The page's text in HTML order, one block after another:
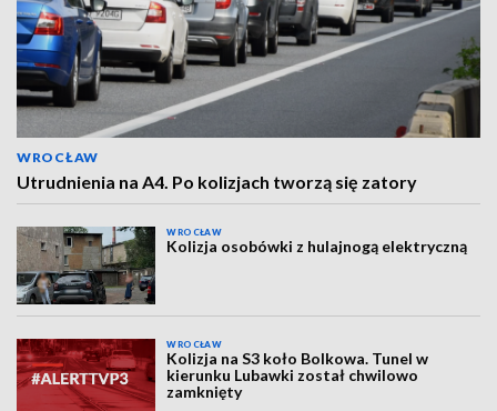
WROCŁAW
Utrudnienia na A4. Po kolizjach tworzą się zatory
WROCŁAW
Kolizja osobówki z hulajnogą elektryczną
WROCŁAW
Kolizja na S3 koło Bolkowa. Tunel w
kierunku Lubawki został chwilowo
zamknięty